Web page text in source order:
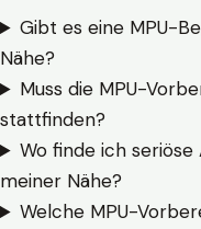
Gibt es eine MPU-
Nähe?
Muss die MPU-
stattfinden?
Wo finde ich
meiner Nähe?
Welche MPU-